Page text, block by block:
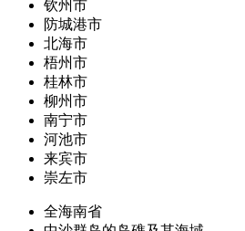
钦州市
防城港市
北海市
梧州市
桂林市
柳州市
南宁市
河池市
来宾市
崇左市
全海南省